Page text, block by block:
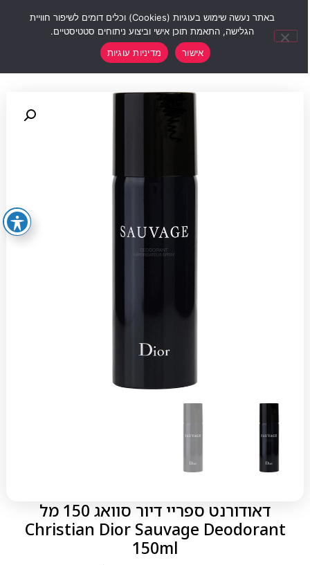
דאודורנט ספריי דיור סוואג 150 מל
Christian Dior Sauvage Deodorant
150ml
באתר נעשה שימוש בעוגיות (Cookies) וכלים דומים לשיפור חוויית
הגלישה, התאמת תוכן אישי וביצוע ניתוחים סטטיסטיים.
אישור
מדיניות עוגיות